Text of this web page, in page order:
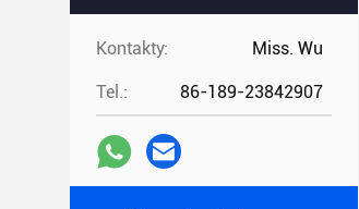
Kontakty: Miss. Wu
Tel.: 86-189-23842907